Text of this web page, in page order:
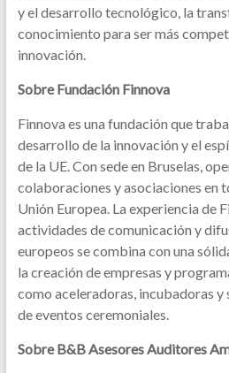
y el desarrollo tecnológico, la
conocimiento para ser más
innovación.
Sobre Fundación Finnova
Finnova es una fundación que
desarrollo de la innovación y el
de la UE. Con sede en Bruselas,
colaboraciones y asociaciones en
Unión Europea. La experiencia de
actividades de comunicación y
europeos se combina con una
la creación de empresas y
como aceleradoras, incubadoras
de eventos ceremoniales.
Sobre B&B Asesores Auditores